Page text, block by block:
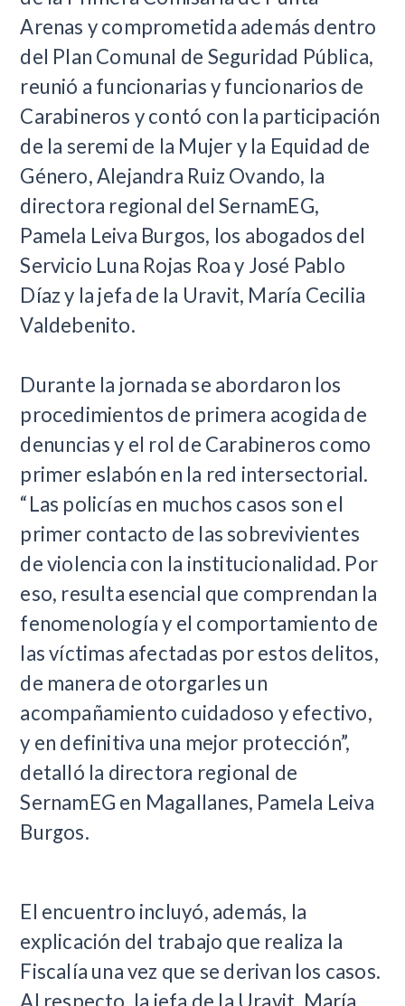
Arenas y comprometida además dentro
del Plan Comunal de Seguridad Pública,
reunió a funcionarias y funcionarios de
Carabineros y contó con la participación
de la seremi de la Mujer y la Equidad de
Género, Alejandra Ruiz Ovando, la
directora regional del SernamEG,
Pamela Leiva Burgos, los abogados del
Servicio Luna Rojas Roa y José Pablo
Díaz y la jefa de la Uravit, María Cecilia
Valdebenito.
Durante la jornada se abordaron los
procedimientos de primera acogida de
denuncias y el rol de Carabineros como
primer eslabón en la red intersectorial.
“Las policías en muchos casos son el
primer contacto de las sobrevivientes
de violencia con la institucionalidad. Por
eso, resulta esencial que comprendan la
fenomenología y el comportamiento de
las víctimas afectadas por estos delitos,
de manera de otorgarles un
acompañamiento cuidadoso y efectivo,
y en definitiva una mejor protección”,
detalló la directora regional de
SernamEG en Magallanes, Pamela Leiva
Burgos.
El encuentro incluyó, además, la
explicación del trabajo que realiza la
Fiscalía una vez que se derivan los casos.
Al respecto, la jefa de la Uravit, María